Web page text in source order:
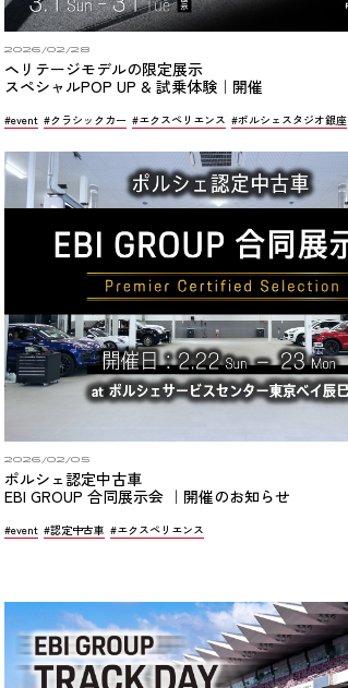
2026/02/28
ヘリテージモデルの限定展示
スペシャルPOP UP & 試乗体験｜開催
#event #クラシックカー #エクスペリエンス #ポルシェスタジオ銀座
2026/02/05
ポルシェ認定中古車
EBI GROUP 合同展示会 ｜開催のお知らせ
#event #認定中古車 #エクスペリエンス